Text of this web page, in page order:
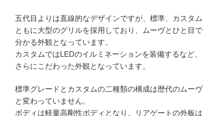
五代目よりは直線的なデザインですが、標準、カスタム
ともに大型のグリルを採用しており、ムーヴとひと目で
分かる外観となっています。
カスタムではLEDのイルミネーションを装備するなど、
さらにこだわった外観となっています。
標準グレードとカスタムの二種類の構成は歴代のムーヴ
と変わっていません。
ボディは軽量高剛性ボディとなり、リアゲートの外板は